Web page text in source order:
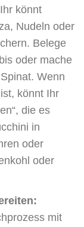
könnt
Nudeln oder
Belege
oder mache
Wenn
könnt Ihr
die es
in
oder
oder
mit